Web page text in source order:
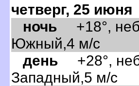
четверг, 25 июня
ночь +18°,
Южный,4 м/с
день +28°,
Западный,5 м/с